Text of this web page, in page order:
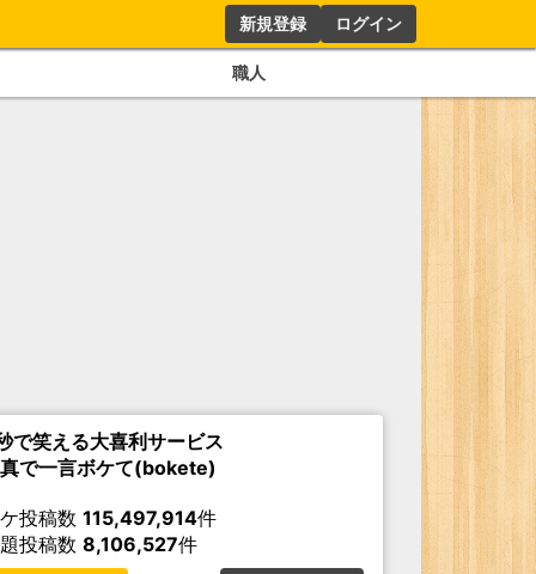
新規登録 ログイン
職人
で笑える大喜利サービス
で一言ボケて(bokete)
投稿数 115,497,914件
投稿数 8,106,527件